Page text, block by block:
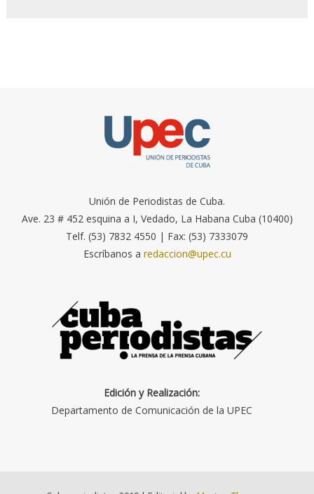
Unión de Periodistas de Cuba.
Ave. 23 # 452 esquina a I, Vedado, La Habana Cuba (10400)
Telf. (53) 7832 4550 | Fax: (53) 7333079
Escríbanos a redaccion@upec.cu
Edición y Realización:
Departamento de Comunicación de la UPEC